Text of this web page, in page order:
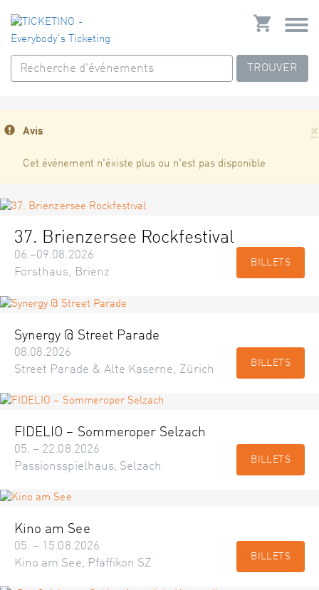
TROUVER
×
Avis
Cet événement n'éxiste plus ou n'est pas disponible
37. Brienzersee Rockfestival
06.–09.08.2026
Forsthaus, Brienz
BILLETS
Synergy @ Street Parade
08.08.2026
Street Parade & Alte Kaserne, Zürich
BILLETS
FIDELIO – Sommeroper Selzach
05. – 22.08.2026
Passionsspielhaus, Selzach
BILLETS
Kino am See
05. – 15.08.2026
Kino am See, Pfäffikon SZ
BILLETS